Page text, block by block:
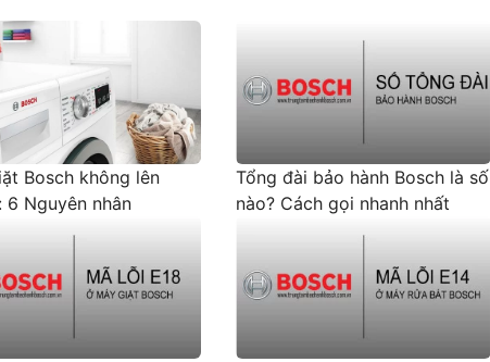
Bosch không lên
6 Nguyên nhân
Tổng đài bảo hành Bosch là số
nào? Cách gọi nhanh nhất